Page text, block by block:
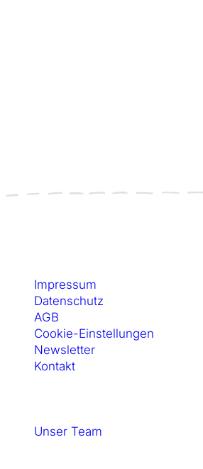
Impressum
Datenschutz
AGB
Cookie-Einstellungen
Newsletter
Kontakt
Unser Team